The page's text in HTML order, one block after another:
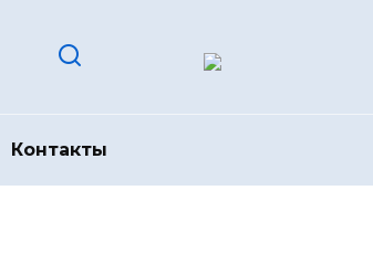
Контакты